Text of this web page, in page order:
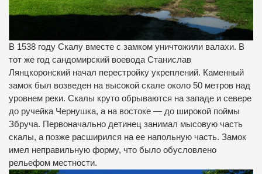
В 1538 году Скалу вместе с замком уничтожили валахи. В
тот же год сандомирский воевода Станислав
Лянцкоронский начал перестройку укреплений. Каменный
замок был возведен на высокой скале около 50 метров над
уровнем реки. Скалы круто обрываются на западе и севере
до ручейка Чернушка, а на востоке — до широкой поймы
Збруча. Первоначально детинец занимал мысовую часть
скалы, а позже расширился на ее напольную часть. Замок
имел неправильную форму, что было обусловлено
рельефом местности.